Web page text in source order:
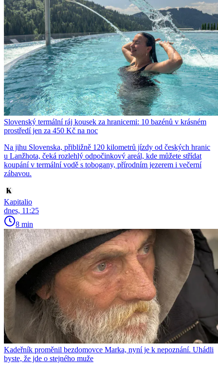
Slovenský termální ráj kousek za hranicemi: 10 bazénů v krásném
prostředí jen za 450 Kč na noc
Na jihu Slovenska, přibližně 120 kilometrů jízdy od českých hranic
u Lanžhota, čeká rozlehlý odpočinkový areál, kde můžete střídat
koupání v termální vodě s tobogany, přírodním jezerem i večerní
zábavou.
Kapitalio
dnes, 11:25
8 min
Kadeřník proměnil bezdomovce Marka, nyní je k nepoznání. Uhádli
byste, že jde o stejného muže